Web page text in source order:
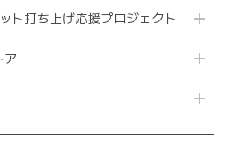
ト打ち上げ応援プロジェクト
ア